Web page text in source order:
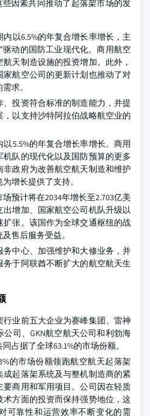
因素共同推动了起落架市场的发
以6.5%的年复合增长率增长，主
驱动的国防工业现代化、商用航空
天制造设施的投资增加。此外，
航空公司的更新计划也推动了对
求。
投资符合标准的制造能力，并提
以支持沙特阿拉伯战略航空业的
5.5%的年复合增长率增长。商用
队的现代化以及国防预算的更多
政府为改善航空航天制造和维护
增长提供了支持。
预计将在2034年增长至2.703亿美
增加、国家航空公司机队升级以
扩张。该国作为全球交通枢纽的战
售后服务受益。
中心、加强维护和大修业务，并
于阿联酋不断扩大的航空航天生
行业前五大企业为赛峰集团、雷神
司、GKN航空航天公司和利勃海
占据了全球63.1%的市场份额。
的市场份额领跑航空航天起落架
起落架系统及与整机制造商的紧
要商用和军用项目。公司因在轻质
方面的投资而保持强势地位，这
可靠性和运营效率不断变化的需